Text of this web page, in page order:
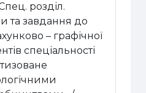
ец. розділ.
та завдання до
– графічної
спеціальності